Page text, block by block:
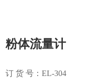
粉体流量计
订 货 号：EL-304